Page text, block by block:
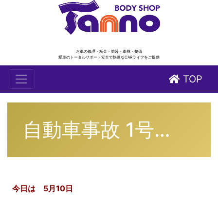
お車の修理・板金・塗装・車検・整備
愛車のトータルサポート安全で快適なCARライフをご提供
TOP
自動車事故 1号…
今日は 5月10日